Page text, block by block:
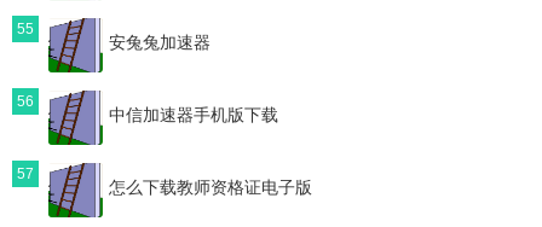
55
安兔兔加速器
56
中信加速器手机版下载
57
怎么下载教师资格证电子版